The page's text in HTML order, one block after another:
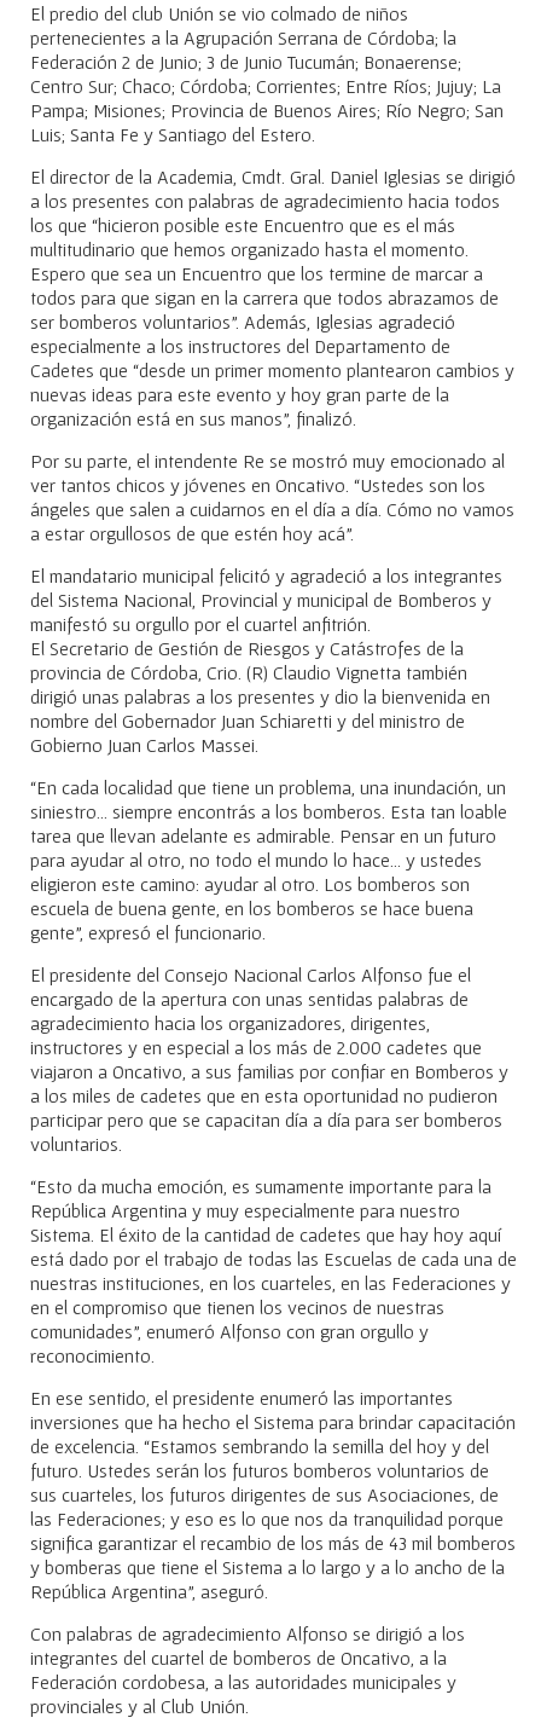
El predio del club Unión se vio colmado de niños
pertenecientes a la Agrupación Serrana de Córdoba; la
Federación 2 de Junio; 3 de Junio Tucumán; Bonaerense;
Centro Sur; Chaco; Córdoba; Corrientes; Entre Ríos; Jujuy; La
Pampa; Misiones; Provincia de Buenos Aires; Río Negro; San
Luis; Santa Fe y Santiago del Estero.
El director de la Academia, Cmdt. Gral. Daniel Iglesias se dirigió
a los presentes con palabras de agradecimiento hacia todos
los que “hicieron posible este Encuentro que es el más
multitudinario que hemos organizado hasta el momento.
Espero que sea un Encuentro que los termine de marcar a
todos para que sigan en la carrera que todos abrazamos de
ser bomberos voluntarios”. Además, Iglesias agradeció
especialmente a los instructores del Departamento de
Cadetes que “desde un primer momento plantearon cambios y
nuevas ideas para este evento y hoy gran parte de la
organización está en sus manos”, finalizó.
Por su parte, el intendente Re se mostró muy emocionado al
ver tantos chicos y jóvenes en Oncativo. “Ustedes son los
ángeles que salen a cuidarnos en el día a día. Cómo no vamos
a estar orgullosos de que estén hoy acá”.
El mandatario municipal felicitó y agradeció a los integrantes
del Sistema Nacional, Provincial y municipal de Bomberos y
manifestó su orgullo por el cuartel anfitrión.
El Secretario de Gestión de Riesgos y Catástrofes de la
provincia de Córdoba, Crio. (R) Claudio Vignetta también
dirigió unas palabras a los presentes y dio la bienvenida en
nombre del Gobernador Juan Schiaretti y del ministro de
Gobierno Juan Carlos Massei.
“En cada localidad que tiene un problema, una inundación, un
siniestro… siempre encontrás a los bomberos. Esta tan loable
tarea que llevan adelante es admirable. Pensar en un futuro
para ayudar al otro, no todo el mundo lo hace… y ustedes
eligieron este camino: ayudar al otro. Los bomberos son
escuela de buena gente, en los bomberos se hace buena
gente”, expresó el funcionario.
El presidente del Consejo Nacional Carlos Alfonso fue el
encargado de la apertura con unas sentidas palabras de
agradecimiento hacia los organizadores, dirigentes,
instructores y en especial a los más de 2.000 cadetes que
viajaron a Oncativo, a sus familias por confiar en Bomberos y
a los miles de cadetes que en esta oportunidad no pudieron
participar pero que se capacitan día a día para ser bomberos
voluntarios.
“Esto da mucha emoción, es sumamente importante para la
República Argentina y muy especialmente para nuestro
Sistema. El éxito de la cantidad de cadetes que hay hoy aquí
está dado por el trabajo de todas las Escuelas de cada una de
nuestras instituciones, en los cuarteles, en las Federaciones y
en el compromiso que tienen los vecinos de nuestras
comunidades”, enumeró Alfonso con gran orgullo y
reconocimiento.
En ese sentido, el presidente enumeró las importantes
inversiones que ha hecho el Sistema para brindar capacitación
de excelencia. “Estamos sembrando la semilla del hoy y del
futuro. Ustedes serán los futuros bomberos voluntarios de
sus cuarteles, los futuros dirigentes de sus Asociaciones, de
las Federaciones; y eso es lo que nos da tranquilidad porque
significa garantizar el recambio de los más de 43 mil bomberos
y bomberas que tiene el Sistema a lo largo y a lo ancho de la
República Argentina”, aseguró.
Con palabras de agradecimiento Alfonso se dirigió a los
integrantes del cuartel de bomberos de Oncativo, a la
Federación cordobesa, a las autoridades municipales y
provinciales y al Club Unión.